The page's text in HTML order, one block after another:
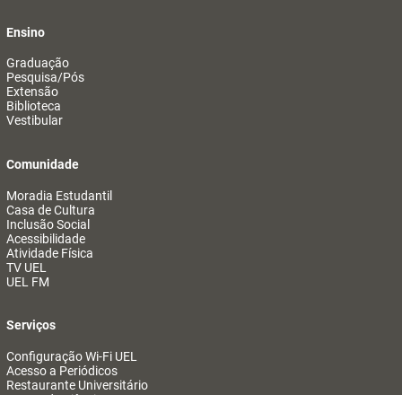
Ensino
Graduação
Pesquisa/Pós
Extensão
Biblioteca
Vestibular
Comunidade
Moradia Estudantil
Casa de Cultura
Inclusão Social
Acessibilidade
Atividade Física
TV UEL
UEL FM
Serviços
Configuração Wi-Fi UEL
Acesso a Periódicos
Restaurante Universitário